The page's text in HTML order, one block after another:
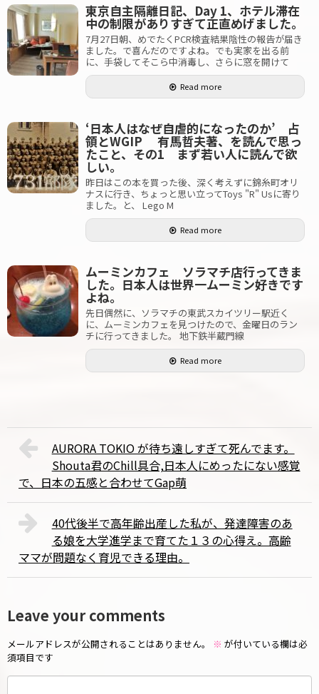
東京自主隔離日記、Day 1、ホテル滞在
中の制限がありすぎて正直めげました。
7月27日朝、めでたくPCR検査結果陰性の報告が届き
ました。で喜んだのですよね。でも実家を出る前
に、手袋してそこら中消毒し、さらに窓を開けて
Read more
‘日本人はなぜ自虐的になったのか’ 占
領とWGIP 有馬哲夫著、を読んで思っ
たこと、その1 まず若い人に読んで欲
しい。
昨日はこの本を買った後、深く考えずに錦糸町オリ
ナスに行き、ちょっと思い立ってToys "R" Usに寄り
ました。と、 Lego M
Read more
ムーミンカフェ ソラマチ店行ってきま
した。日本人は世界一ムーミン好きです
よね。
先日偶然に、ソラマチの東武スカイツリー駅近く
に、ムーミンカフェを見つけたので、金曜日のラン
チに行ってきました。 地下鉄半蔵門線
Read more
AURORA TOKIO が待ち遠しすぎて死んでます。
Shouta君のChill具合,日本人にめったにない感覚
で、日本の五感と合わせてGap萌
40代後半で高年齢出産した私が、発達障害のあ
る娘を大学進学まで育てた１３の心得え。高齢
ママが問題なく育児できる理由。
Leave your comments
メールアドレスが公開されることはありません。 ※ が付いている欄は必
須項目です